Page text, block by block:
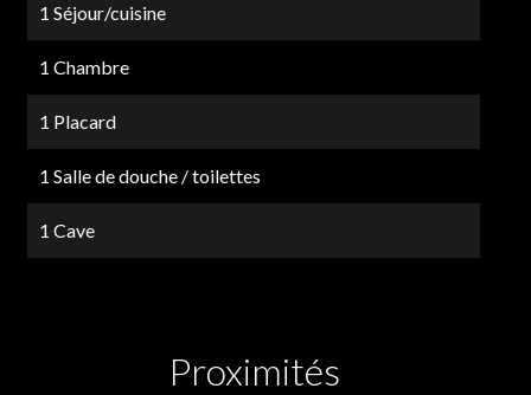
1 Séjour/cuisine
1 Chambre
1 Placard
1 Salle de douche / toilettes
1 Cave
Proximités